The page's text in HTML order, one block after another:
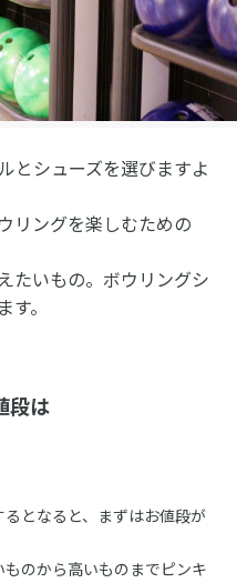
とシューズを選びますよ
リングを楽しむための
たいもの。ボウリングシ
。
段は
となると、まずはお値段が
のから高いものまでピンキ